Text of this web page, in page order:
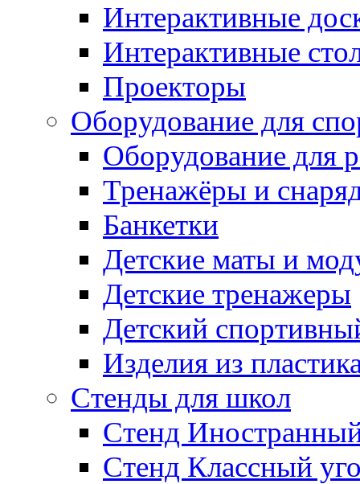
Интерактивные
Интерактивные
Проекторы
Оборудование для
Оборудование для
Тренажёры и
Банкетки
Детские маты и
Детские тренажеры
Детский
Изделия из
Стенды для школ
Стенд
Стенд Классный